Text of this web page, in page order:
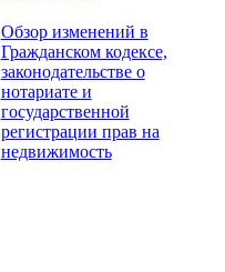
Обзор изменений в
Гражданском кодексе,
законодательстве о
нотариате и
государственной
регистрации прав на
недвижимость